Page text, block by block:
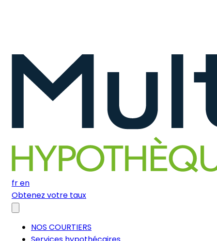
fren
Obtenez votre taux
NOS COURTIERS